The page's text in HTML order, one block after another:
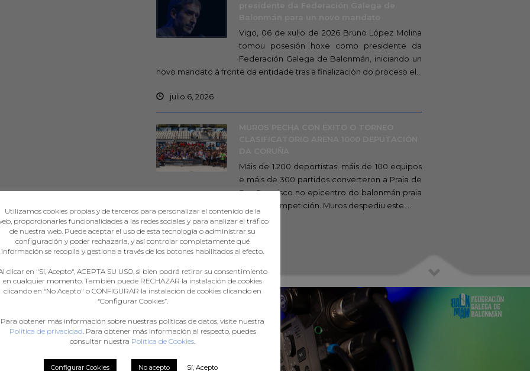
Vigo, 06 de xullo de 2026 Bruno López Molina
tomou posesión hoxe como presidente da
Federación Galega de Balonmán, iniciando un
novo mandato á fronte da entidade tras a finalización do proceso el...
julio 6, 2026
Máis de 1.200 deportistas, máis de 100 equipos
e máis de 300 partidos converteron a Praia de
San Francisco no epicentro do balonmán praia
galego durante catro días de competición. Muros despediu este ...
julio 5, 2026
Utilizamos cookies propias y de terceros para personalizar el contenido de la
proporcionarles funcionalidades a las redes sociales y para analizar el tráfico
de nuestra web. Puede aceptar el uso de esta tecnología o administrar su
configuración y poder rechazarla, y así controlar completamente qué
información se recopila y gestiona a través de los botones habilitados al efecto.
clicar en "Sí, Acepto", ACEPTA SU USO, si bien podrá retirar su consentimiento
en cualquier momento. También puede RECHAZAR la instalación de cookies
clicando en “No Acepto" o CONFIGURAR la instalación de cookies clicando en
“Configurar Cookies”.
Para obtener más información sobre nuestras políticas de datos, visite nuestra
Política de privacidad . Para obtener más información al respecto, puedes
consultar nuestra Política de Cookies
Configurar Cookies No acepto Sí, Acepto